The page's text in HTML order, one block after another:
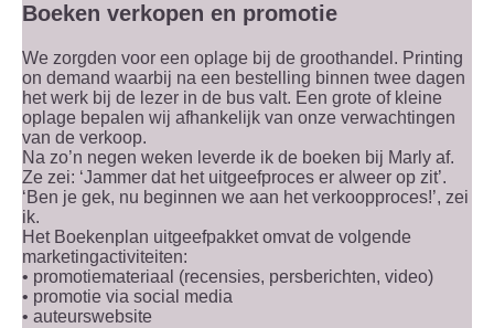
Boeken verkopen en promotie
We zorgden voor een oplage bij de groothandel. Printing
on demand waarbij na een bestelling binnen twee dagen
het werk bij de lezer in de bus valt. Een grote of kleine
oplage bepalen wij afhankelijk van onze verwachtingen
van de verkoop.
Na zo’n negen weken leverde ik de boeken bij Marly af.
Ze zei: ‘Jammer dat het uitgeefproces er alweer op zit’.
‘Ben je gek, nu beginnen we aan het verkoopproces!’, zei
ik.
Het Boekenplan uitgeefpakket omvat de volgende
marketingactiviteiten:
• promotiemateriaal (recensies, persberichten, video)
• promotie via social media
• auteurswebsite